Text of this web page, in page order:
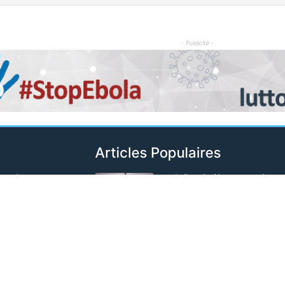
- Publicité -
: La Cour
Articles Populaires
Football : Malgré les critiques, la RDC